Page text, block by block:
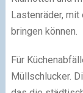
Lastenräder, mit
bringen können.
Für
Müllschlucker.